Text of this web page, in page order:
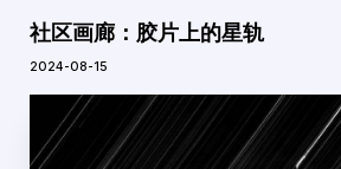
社区画廊：胶片上的星轨
2024-08-15